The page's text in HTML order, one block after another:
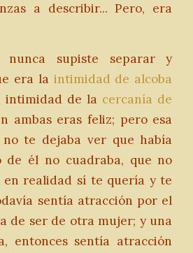
a describir... Pero, era
supiste separar y
era la intimidad de alcoba
intimidad de la cercanía de
ambas eras feliz; pero esa
te dejaba ver que había
de él no cuadraba, que no
en realidad sí te quería y te
sentía atracción por el
de ser de otra mujer; y una
entonces sentía atracción